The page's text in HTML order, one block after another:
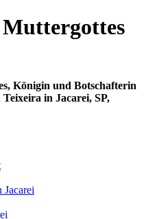
Muttergottes
Königin und Botschafterin
in Jacarei, SP,
Jacarei